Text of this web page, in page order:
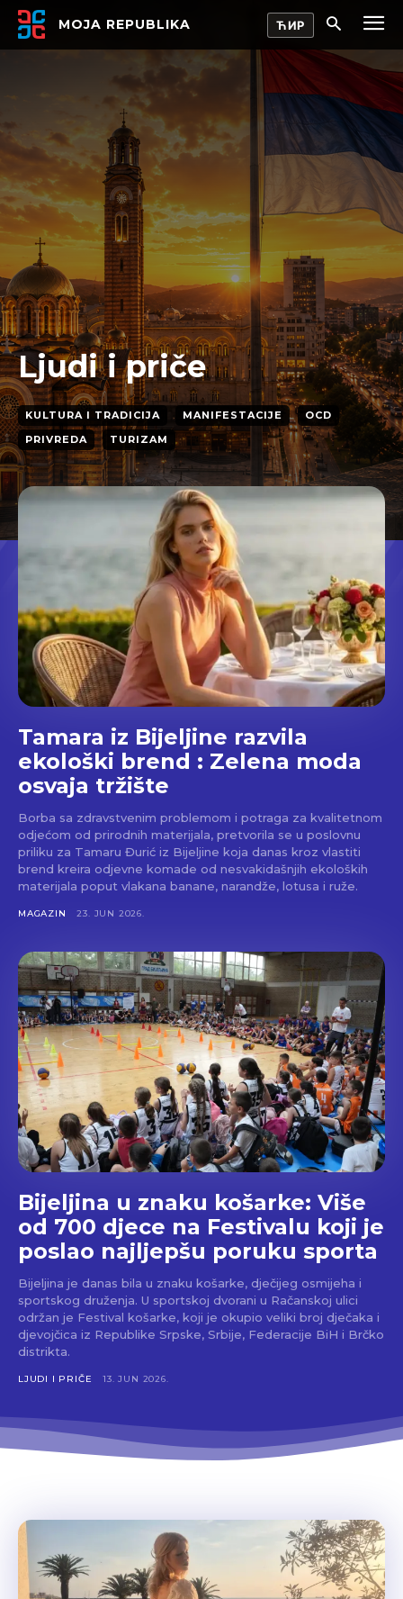
MOJA REPUBLIKA
Ljudi i priče
KULTURA I TRADICIJA MANIFESTACIJE
OCD
PRIVREDA
TURIZAM
Tamara iz Bijeljine razvila
ekološki brend : Zelena moda
osvaja tržište
Borba sa zdravstvenim problemom i potraga za kvalitetnom
odjećom od prirodnih materijala, pretvorila se u poslovnu
priliku za Tamaru Đurić iz Bijeljine koja danas kroz vlastiti
brend kreira odjevne komade od nesvakidašnjih ekoloških
materijala poput vlakana banane, narandže, lotusa i ruže.
MAGAZIN 23. JUN 2026.
Bijeljina u znaku košarke: Više
od 700 djece na Festivalu koji je
poslao najljepšu poruku sporta
Bijeljina je danas bila u znaku košarke, dječijeg osmijeha i
sportskog druženja. U sportskoj dvorani u Račanskoj ulici
održan je Festival košarke, koji je okupio veliki broj dječaka i
djevojčica iz Republike Srpske, Srbije, Federacije BiH i Brčko
distrikta.
LJUDI I PRIČE 13. JUN 2026.